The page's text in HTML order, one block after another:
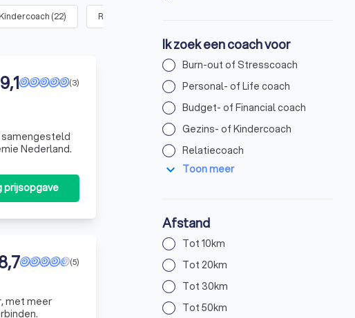
(22) Relatiecoach
(3)
9,1
samengesteld
Nederland.
prijsopgave
(5)
Ik zoek een coach voor
Burn-out of Stresscoach
Personal- of Life coach
Budget- of Financial coach
Gezins- of Kindercoach
Relatiecoach
expand_more Toon meer
Afstand
Tot 10km
Tot 20km
Tot 30km
Tot 50km